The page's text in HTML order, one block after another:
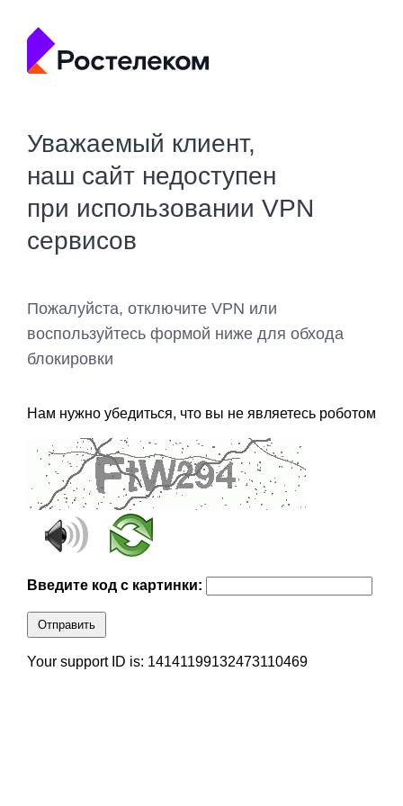
Уважаемый клиент,
наш сайт недоступен
при использовании VPN
сервисов
Пожалуйста, отключите VPN или
воспользуйтесь формой ниже для обхода
блокировки
Нам нужно убедиться, что вы не являетесь роботом
Введите код с картинки:
Отправить
Your support ID is: 14141199132473110469